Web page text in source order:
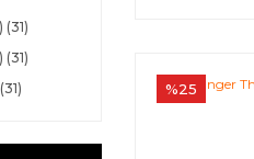
%25